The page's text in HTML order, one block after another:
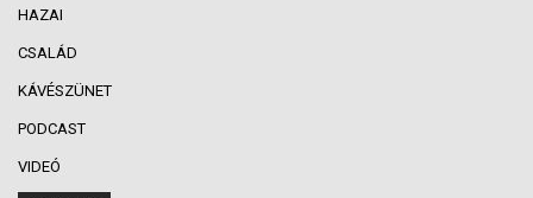
HAZAI
CSALÁD
KÁVÉSZÜNET
PODCAST
VIDEÓ